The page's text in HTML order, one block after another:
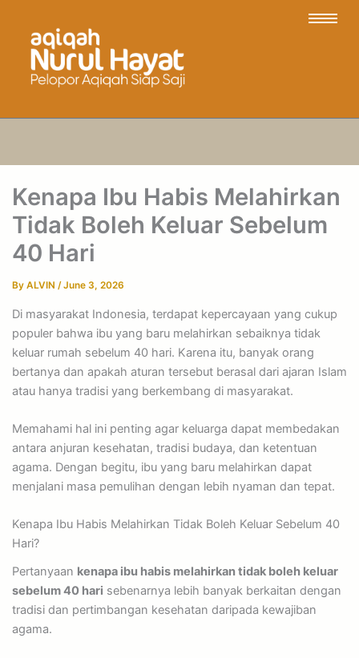
Kenapa Ibu Habis Melahirkan
Tidak Boleh Keluar Sebelum
40 Hari
By ALVIN /June 3, 2026
Di masyarakat Indonesia, terdapat kepercayaan yang cukup
populer bahwa ibu yang baru melahirkan sebaiknya tidak
keluar rumah sebelum 40 hari. Karena itu, banyak orang
bertanya dan apakah aturan tersebut berasal dari ajaran Islam
atau hanya tradisi yang berkembang di masyarakat.
Memahami hal ini penting agar keluarga dapat membedakan
antara anjuran kesehatan, tradisi budaya, dan ketentuan
agama. Dengan begitu, ibu yang baru melahirkan dapat
menjalani masa pemulihan dengan lebih nyaman dan tepat.
Kenapa Ibu Habis Melahirkan Tidak Boleh Keluar Sebelum 40
Hari?
Pertanyaan kenapa ibu habis melahirkan tidak boleh keluar
sebelum 40 hari sebenarnya lebih banyak berkaitan dengan
tradisi dan pertimbangan kesehatan daripada kewajiban
agama.